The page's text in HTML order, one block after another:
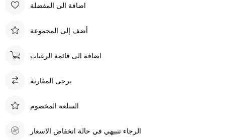
اضافة الى المفضلة
أضف إلى المجموعة
اضافة الى قائمة الرغبات
يرجى المقارنة
السلعة المخصوم
الرجاء تنبيهي في حالة انخفاض الاسعار